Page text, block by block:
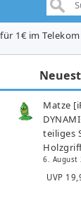
Telekom
Matze
teiliges
6. August
UVP